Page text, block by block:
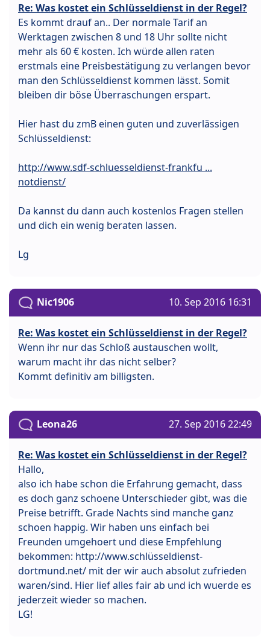
Re: Was kostet ein Schlüsseldienst in der Regel?
Es kommt drauf an.. Der normale Tarif an
Werktagen zwischen 8 und 18 Uhr sollte nicht
mehr als 60 € kosten. Ich würde allen raten
erstmals eine Preisbestätigung zu verlangen bevor
man den Schlüsseldienst kommen lässt. Somit
bleiben dir böse Überraschungen erspart.
Hier hast du zmB einen guten und zuverlässigen
Schlüsseldienst:
http://www.sdf-schluesseldienst-frankfu ...
notdienst/
Da kannst du dann auch kostenlos Fragen stellen
und dich ein wenig beraten lassen.
Lg
Nic1906 10. Sep 2016 16:31
Re: Was kostet ein Schlüsseldienst in der Regel?
Wenn ihr nur das Schloß austauschen wollt,
warum macht ihr das nicht selber?
Kommt definitiv am billigsten.
Leona26 27. Sep 2016 22:49
Re: Was kostet ein Schlüsseldienst in der Regel?
Hallo,
also ich habe schon die Erfahrung gemacht, dass
es doch ganz schoene Unterschieder gibt, was die
Preise betrifft. Grade Nachts sind manche ganz
schoen happig. Wir haben uns einfach bei
Freunden umgehoert und diese Empfehlung
bekommen: http://www.schlüsseldienst-
dortmund.net/ mit der wir auch absolut zufrieden
waren/sind. Hier lief alles fair ab und ich wuerde es
jederzeit wieder so machen.
LG!